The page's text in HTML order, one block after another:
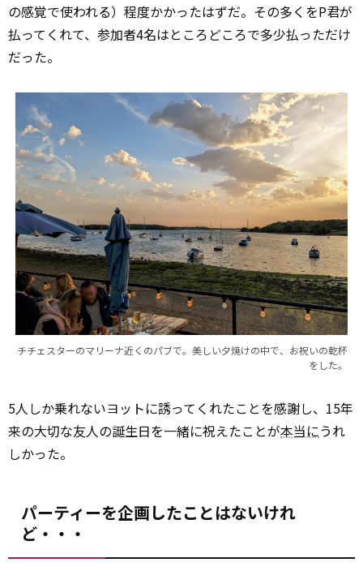
の感覚で使われる）程度かかったはずだ。その多くをP君が
払ってくれて、参加者4名はところどころで多少払っただけ
だった。
チチェスターのマリーナ近くのパブで。美しい夕焼けの中で、お祝いの乾杯
をした。
5人しか乗れないヨットに誘ってくれたことを感謝し、15年
来の大切な友人の誕生日を一緒に祝えたことが本当にうれ
しかった。
パーティーを企画したことはないけれ
ど・・・